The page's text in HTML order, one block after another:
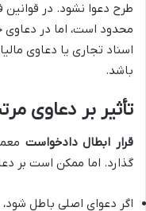
طرح دعوا نشود. در قوانین
محدود است، اما در دعاوی
اسناد تجاری یا دعاوی
باشد.
تأثیر بر دعاوی
قرار ابطال دادخواست
گذارد. اما ممکن است بر
اگر دعوای اصلی باطل